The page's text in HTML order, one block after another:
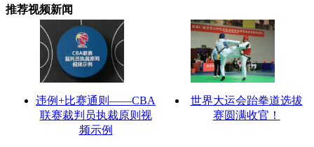
推荐视频新闻
违例+比赛通则——CBA
联赛裁判员执裁原则视
频示例
世界大运会跆拳道选拔
赛圆满收官！